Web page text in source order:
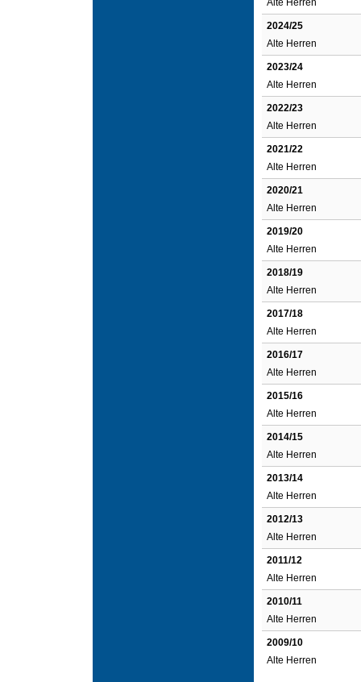
Alte Herren
2024/25
Alte Herren
2023/24
Alte Herren
2022/23
Alte Herren
2021/22
Alte Herren
2020/21
Alte Herren
2019/20
Alte Herren
2018/19
Alte Herren
2017/18
Alte Herren
2016/17
Alte Herren
2015/16
Alte Herren
2014/15
Alte Herren
2013/14
Alte Herren
2012/13
Alte Herren
2011/12
Alte Herren
2010/11
Alte Herren
2009/10
Alte Herren